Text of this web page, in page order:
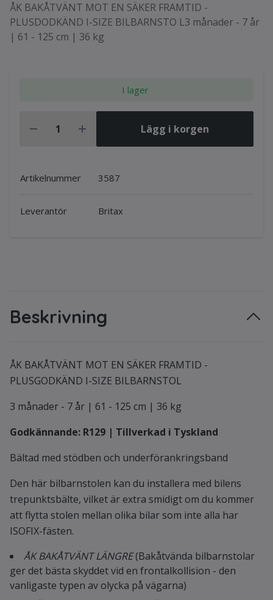
ÅK BAKÅTVÄNT MOT EN SÄKER FRAMTID -
PLUSDODKÄND I-SIZE BILBARNSTO L3 månader - 7 år
| 61 - 125 cm | 36 kg
I lager
Lägg i korgen
Artikelnummer 3587
Leverantör Britax
Beskrivning
ÅK BAKÅTVÄNT MOT EN SÄKER FRAMTID -
PLUSGODKÄND I-SIZE BILBARNSTOL
3 månader - 7 år | 61 - 125 cm | 36 kg
Godkännande: R129 | Tillverkad i Tyskland
Bältad med stödben och underförankringsband
Den här bilbarnstolen kan du installera med bilens
trepunktsbälte, vilket är extra smidigt om du kommer
att flytta stolen mellan olika bilar som inte alla har
ISOFIX-fästen.
ÅK BAKÅTVÄNT LÄNGRE(Bakåtvända bilbarnstolar
ger det bästa skyddet vid en frontalkollision - den
vanligaste typen av olycka på vägarna)